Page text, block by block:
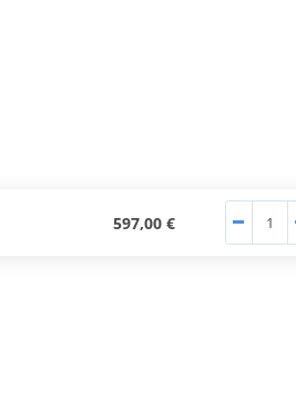
597,00 €